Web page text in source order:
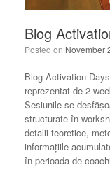
Blog
Posted on November
Blog Activation
reprezentat de 2
Sesiunile se
structurate în
detalii teoretice,
informațiile
în perioada de